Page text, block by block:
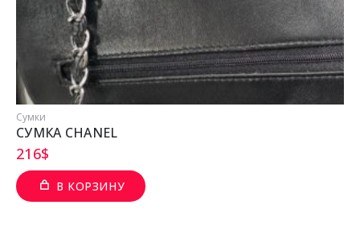
Сумки
СУМКА CHANEL
216$
В КОРЗИНУ